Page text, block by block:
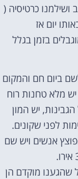
ושילמנו כרטיסיה (
בזמן בגלל
ביום חם והמקום
יש מלא טחנות רוח
יש המון
לפני שקונים.
אנשים ויש שם
– ראיתי שם רק 2 ובגלל שהגענו מוקדם הן